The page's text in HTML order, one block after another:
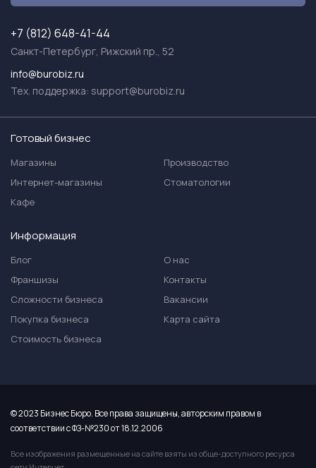
+7 (812) 648-41-44
Санкт-Петербург, Рижский пр., 52
info@burobiz.ru
Тех. поддержка: support@burobiz.ru
Готовый бизнес
Магазины
Интернет-магазины
Кафе
Производство
Стоматологии
Информация
Блог
Франшизы
Сложности бизнеса
Покупка бизнеса
Стоимость бизнеса
О нас
Контакты
Вакансии
Карта сайта
© 2023 Бизнес Бюро. Все права защищены, авторским правом в
соответствии с ФЗ-№230 от 18.12.2006
Все изображения размещенные на сайте взяты из обще-доступного ресурса